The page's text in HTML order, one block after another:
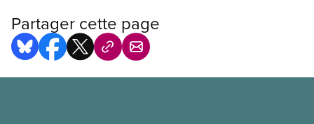
Partager cette page